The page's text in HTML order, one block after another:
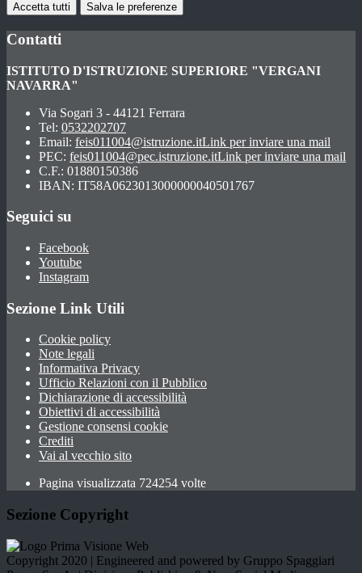
Accetta tutti Salva le preferenze
Contatti
ISTITUTO D'ISTRUZIONE SUPERIORE "VERGANI
NAVARRA"
Via Sogari 3 - 44121 Ferrara
Tel: 0532202707
Email: feis011004@istruzione.itLink per inviare una mail
PEC: feis011004@pec.istruzione.itLink per inviare una mail
C.F.: 01880150386
IBAN: IT58A0623013000000040501767
Seguici su
Facebook
Youtube
Instagram
Sezione Link Utili
Cookie policy
Note legali
Informativa Privacy
Ufficio Relazioni con il Pubblico
Dichiarazione di accessibilità
Obiettivi di accessibilità
Gestione consensi cookie
Crediti
Vai al vecchio sito
Pagina visualizzata 724254 volte
Sezione Copyright
Copyright 2020 | Engineered and powered by Gruppo Spaggiari